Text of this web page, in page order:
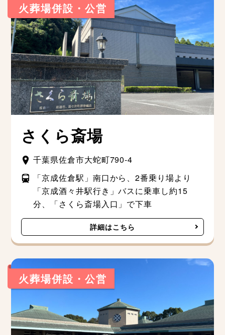
火葬場併設・公営
さくら斎場
千葉県佐倉市大蛇町790-4
「京成佐倉駅」南口から、2番乗り場より
「京成酒々井駅行き」バスに乗車し約15
分、「さくら斎場入口」で下車
詳細はこちら
火葬場併設・公営